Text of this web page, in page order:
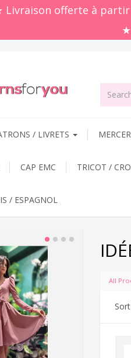
Livraison offerte à partir
★
/ LIVRETS
CAP EMC TRICOT /
/ ESPAGNOL
All